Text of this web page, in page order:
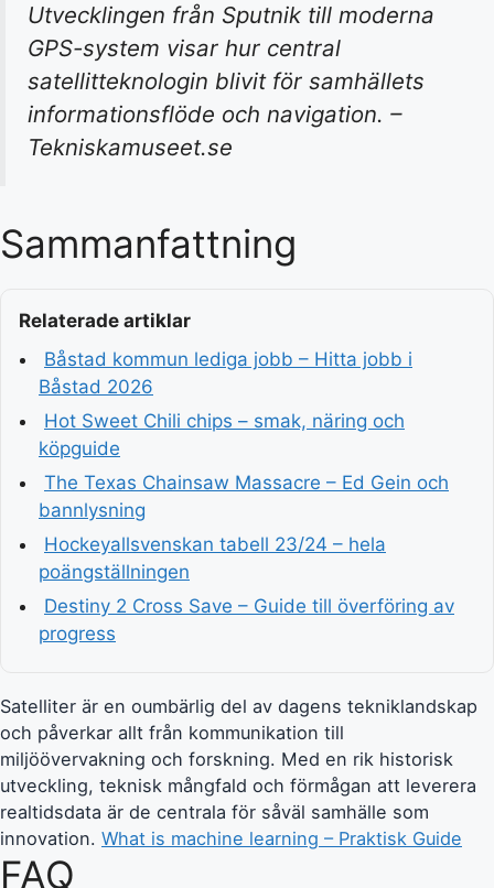
Utvecklingen från Sputnik till moderna
GPS-system visar hur central
satellitteknologin blivit för samhällets
informationsflöde och navigation. –
Tekniskamuseet.se
Sammanfattning
Relaterade artiklar
Båstad kommun lediga jobb – Hitta jobb i
Båstad 2026
Hot Sweet Chili chips – smak, näring och
köpguide
The Texas Chainsaw Massacre – Ed Gein och
bannlysning
Hockeyallsvenskan tabell 23/24 – hela
poängställningen
Destiny 2 Cross Save – Guide till överföring av
progress
Satelliter är en oumbärlig del av dagens tekniklandskap
och påverkar allt från kommunikation till
miljöövervakning och forskning. Med en rik historisk
utveckling, teknisk mångfald och förmågan att leverera
realtidsdata är de centrala för såväl samhälle som
innovation. What is machine learning – Praktisk Guide
FAQ